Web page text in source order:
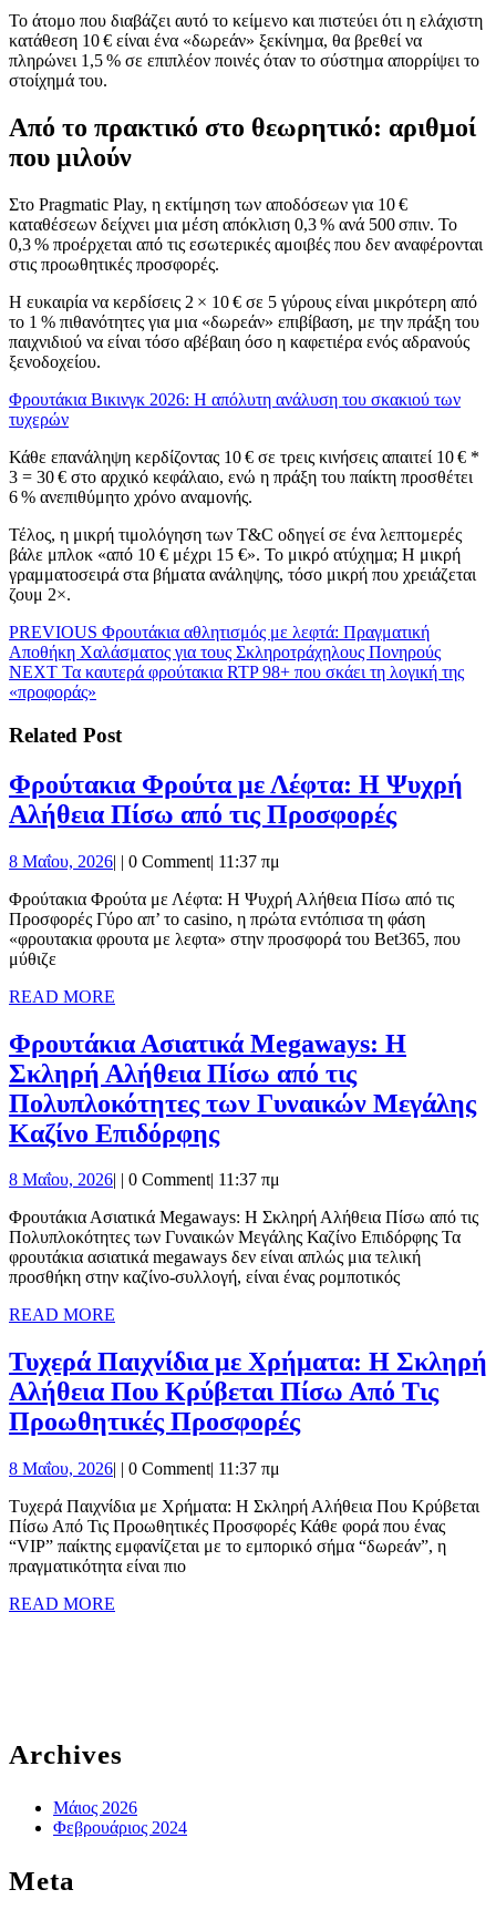
Το άτομο που διαβάζει αυτό το κείμενο και πιστεύει ότι η ελάχιστη
κατάθεση 10 € είναι ένα «δωρεάν» ξεκίνημα, θα βρεθεί να
πληρώνει 1,5 % σε επιπλέον ποινές όταν το σύστημα απορρίψει το
στοίχημά του.
Από το πρακτικό στο θεωρητικό: αριθμοί
που μιλούν
Στο Pragmatic Play, η εκτίμηση των αποδόσεων για 10 €
καταθέσεων δείχνει μια μέση απόκλιση 0,3 % ανά 500 σπιν. Το
0,3 % προέρχεται από τις εσωτερικές αμοιβές που δεν αναφέρονται
στις προωθητικές προσφορές.
Η ευκαιρία να κερδίσεις 2 × 10 € σε 5 γύρους είναι μικρότερη από
το 1 % πιθανότητες για μια «δωρεάν» επιβίβαση, με την πράξη του
παιχνιδιού να είναι τόσο αβέβαιη όσο η καφετιέρα ενός αδρανούς
ξενοδοχείου.
Φρουτάκια Βικινγκ 2026: Η απόλυτη ανάλυση του σκακιού των
τυχερών
Κάθε επανάληψη κερδίζοντας 10 € σε τρεις κινήσεις απαιτεί 10 € *
3 = 30 € στο αρχικό κεφάλαιο, ενώ η πράξη του παίκτη προσθέτει
6 % ανεπιθύμητο χρόνο αναμονής.
Τέλος, η μικρή τιμολόγηση των T&C οδηγεί σε ένα λεπτομερές
βάλε μπλοκ «από 10 € μέχρι 15 €». Το μικρό ατύχημα; Η μικρή
γραμματοσειρά στα βήματα ανάληψης, τόσο μικρή που χρειάζεται
ζουμ 2×.
Πλοήγηση
άρθρων
PREVIOUS Previous
post:
Φρουτάκια αθλητισμός με λεφτά: Πραγματική
Αποθήκη Χαλάσματος για τους Σκληροτράχηλους Πονηρούς
NEXT Next
post:
Τα καυτερά φρούτακια RTP 98+ που σκάει τη λογική της
«προφοράς»
Related Post
Φρούτακια Φρούτα με Λέφτα: Η Ψυχρή
Αλήθεια Πίσω από τις Προσφορές
Λέφτα:
Η
από
8 Μαΐου, 20268
2026
| | 0 Comment| 11:37 πμ
Φρούτακια Φρούτα με Λέφτα: Η Ψυχρή Αλήθεια Πίσω από τις
Προσφορές Γύρο απ’ το casino, η πρώτα εντόπισα τη φάση
«φρουτακια φρουτα με λεφτα» στην προσφορά του Bet365, που
μύθιζε
READ MORE
Φρουτάκια Ασιατικά Megaways: Η
Σκληρή Αλήθεια Πίσω από τις
Πολυπλοκότητες των Γυναικών Μεγάλης
Καζίνο ΕπιδόρφηςΦρουτάκια
Megaways:
Η
Σκληρή
Αλήθεια
τις
Πολυπλοκότητες
των
Γυναικών
Καζίνο
Επιδόρφης
8 Μαΐου, 20268
2026
| | 0 Comment| 11:37 πμ
Φρουτάκια Ασιατικά Megaways: Η Σκληρή Αλήθεια Πίσω από τις
Πολυπλοκότητες των Γυναικών Μεγάλης Καζίνο Επιδόρφης Τα
φρουτάκια ασιατικά megaways δεν είναι απλώς μια τελική
προσθήκη στην καζίνο-συλλογή, είναι ένας ρομποτικός
READ MORE
Τυχερά Παιχνίδια με Χρήματα: Η Σκληρή
Αλήθεια Που Κρύβεται Πίσω Από Τις
Προωθητικές ΠροσφορέςΤυχερά
Χρήματα:
Η
8 Μαΐου, 20268
2026
| | 0 Comment| 11:37 πμ
Τυχερά Παιχνίδια με Χρήματα: Η Σκληρή Αλήθεια Που Κρύβεται
Πίσω Από Τις Προωθητικές Προσφορές Κάθε φορά που ένας
“VIP” παίκτης εμφανίζεται με το εμπορικό σήμα “δωρεάν”, η
πραγματικότητα είναι πιο
READ MORE
Archives
Μάιος 2026
Φεβρουάριος 2024
Meta